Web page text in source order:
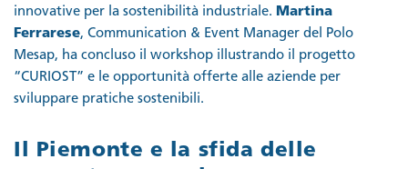
innovative per la sostenibilità industriale. Martina
Ferrarese, Communication & Event Manager del Polo
Mesap, ha concluso il workshop illustrando il progetto
“CURIOST” e le opportunità offerte alle aziende per
sviluppare pratiche sostenibili.
Il Piemonte e la sfida delle